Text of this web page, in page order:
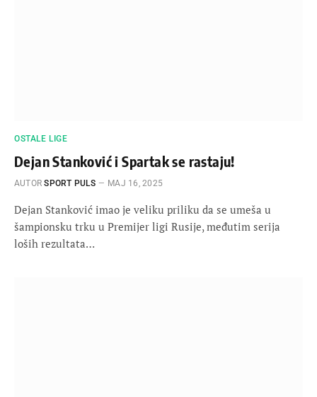
OSTALE LIGE
Dejan Stanković i Spartak se rastaju!
AUTOR SPORT PULS МАЈ 16, 2025
Dejan Stanković imao je veliku priliku da se umeša u
šampionsku trku u Premijer ligi Rusije, međutim serija
loših rezultata…